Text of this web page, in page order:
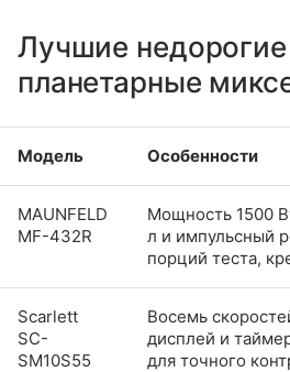
Лучшие недорогие
планетарные
Модель Особенности
MAUNFELD
MF-432R
Мощность 1500
л и импульсный
порций теста,
Scarlett
SC-
SM10S55
Восемь
дисплей и
для точного